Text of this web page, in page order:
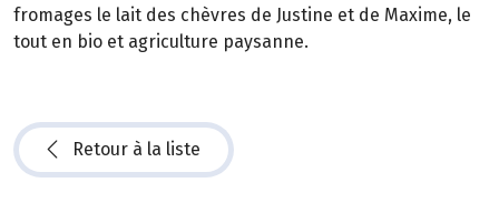
fromages le lait des chèvres de Justine et de Maxime, le
tout en bio et agriculture paysanne.
Retour à la liste